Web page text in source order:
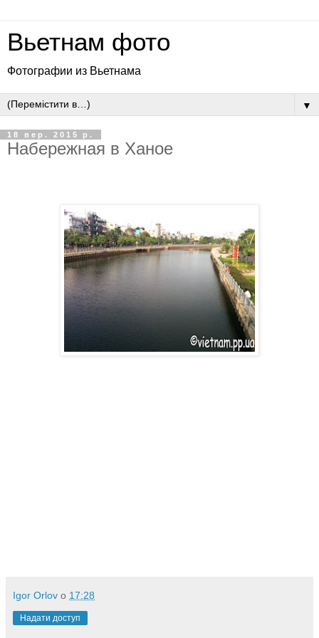
Вьетнам фото
Фотографии из Вьетнама
▼
18 вер. 2015 р.
Набережная в Ханое
Igor Orlov о 17:28
Надати доступ